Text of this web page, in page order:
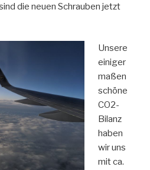
die neuen Schrauben jetzt
Unsere
einiger
maßen
schöne
CO2-
Bilanz
haben
wir uns
mit ca.